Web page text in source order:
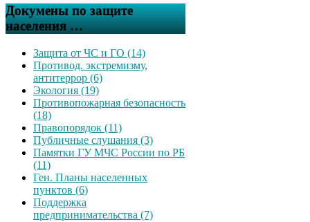
Докумены по защите
населения …
Защита от ЧС и ГО (14)
Противод. экстремизму,
антитеррор (6)
Экология (19)
Противопожарная безопасность
(18)
Правопорядок (11)
Публичные слушания (3)
Памятки ГУ МЧС России по РБ
(11)
Ген. Планы населенных
пунктов (6)
Поддержка
предпринимательства (7)